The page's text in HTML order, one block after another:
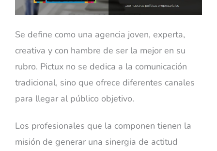
Se define como una agencia joven, experta,
creativa y con hambre de ser la mejor en su
rubro. Pictux no se dedica a la comunicación
tradicional, sino que ofrece diferentes canales
para llegar al público objetivo.
Los profesionales que la componen tienen la
misión de generar una sinergia de actitud